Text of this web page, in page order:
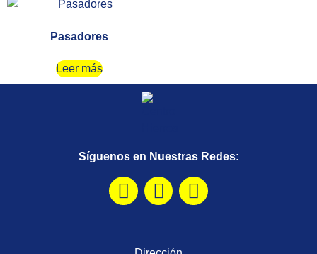
Pasadores
Leer más
Síguenos en Nuestras Redes: